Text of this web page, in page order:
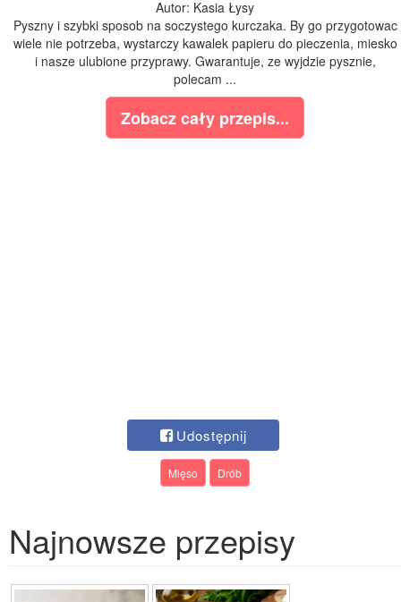
Autor: Kasia Łysy
Pyszny i szybki sposob na soczystego kurczaka. By go przygotowac
wiele nie potrzeba, wystarczy kawalek papieru do pieczenia, miesko
i nasze ulubione przyprawy. Gwarantuje, ze wyjdzie pysznie,
polecam ...
Zobacz cały przepis...
Udostępnij
Mięso Drób
Najnowsze przepisy